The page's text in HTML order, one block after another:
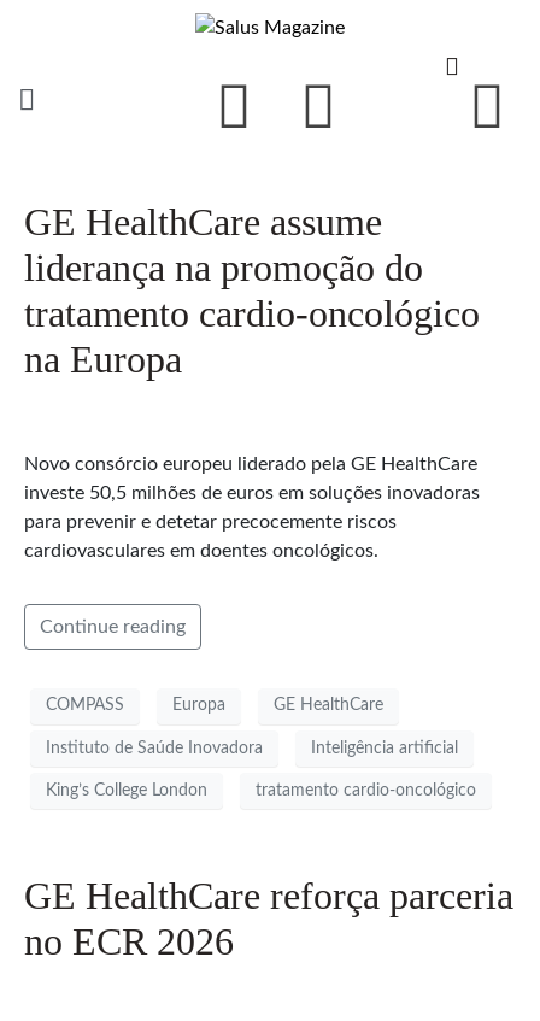
GE HealthCare assume
liderança na promoção do
tratamento cardio-oncológico
na Europa
Novo consórcio europeu liderado pela GE HealthCare
investe 50,5 milhões de euros em soluções inovadoras
para prevenir e detetar precocemente riscos
cardiovasculares em doentes oncológicos.
Continue reading
COMPASS Europa GE HealthCare
Instituto de Saúde Inovadora Inteligência artificial
King’s College London tratamento cardio-oncológico
GE HealthCare reforça parceria
no ECR 2026